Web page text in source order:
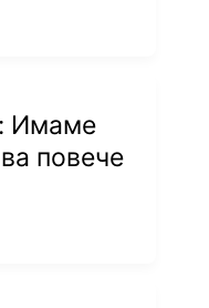
Имаме
повече